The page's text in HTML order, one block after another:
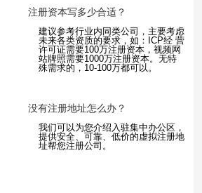
注册资本写多少合适？
建议参考行业内同类公司，主要考虑
未来各类资质的要求，如：ICP经 营
许可证需要100万注册资本，视频网
站牌照需要1000万注册资本。无特
殊需求的，10-100万都可以。
没有注册地址怎么办？
我们可以为您介绍入驻集中办公区，
提供安全、可靠、低价的虚拟注册地
址帮您注册公司。